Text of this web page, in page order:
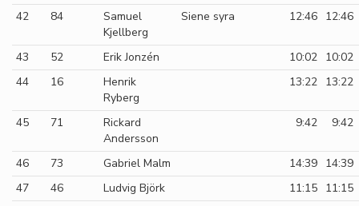
42 84
Samuel
Kjellberg
Siene syra 12:46 12:46
43 52 Erik Jonzén 10:02 10:02
44
16
Henrik
Ryberg
13:22 13:22
45 71
Rickard
Andersson
9:42 9:42
46 73 Gabriel Malm 14:39 14:39
47
46 Ludvig Björk 11:15 11:15